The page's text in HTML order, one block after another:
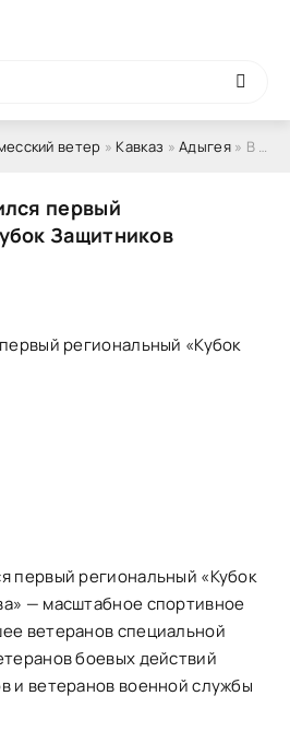
ветер » Кавказ »Адыгея» В Адыгее завершился первый региональный «Кубок Защитников Отечества»
первый
Защитников
первый региональный «Кубок
— масштабное спортивное
ветеранов специальной
боевых действий
и ветеранов военной службы